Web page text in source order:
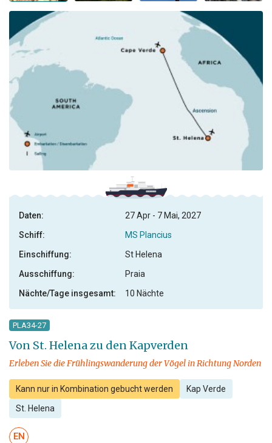
PLA34-27
Von St. Helena zu den Kapverden
Erleben Sie die Frühlingswanderung der Vögel in Richtung Norden
Kann nur in Kombination gebucht werden Kap Verde
St. Helena
EN
Daten:
27 Apr - 7 Mai, 2027
Schiff:
MS Plancius
Einschiffung:
St Helena
Ausschiffung:
Praia
Nächte/Tage insgesamt:
10 Nächte